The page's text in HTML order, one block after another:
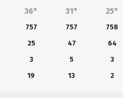
36° 31° 25°
757 757
758
25 47
64
3 5
3
19 13 2